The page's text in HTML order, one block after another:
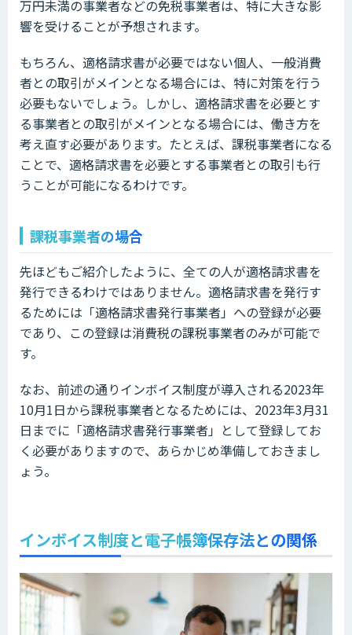
万円未満の事業者などの免税事業者は、特に大きな影
響を受けることが予想されます。
もちろん、適格請求書が必要ではない個人、一般消費
者との取引がメインとなる場合には、特に対策を行う
必要もないでしょう。しかし、適格請求書を必要とす
る事業者との取引がメインとなる場合には、働き方を
考え直す必要があります。たとえば、課税事業者になる
ことで、適格請求書を必要とする事業者との取引も行
うことが可能になるわけです。
課税事業者の場合
先ほどもご紹介したように、全ての人が適格請求書を
発行できるわけではありません。適格請求書を発行す
るためには「適格請求書発行事業者」への登録が必要
であり、この登録は消費税の課税事業者のみが可能で
す。
なお、前述の通りインボイス制度が導入される2023年
10月1日から課税事業者となるためには、2023年3月31
日までに「適格請求書発行事業者」として登録してお
く必要がありますので、あらかじめ準備しておきまし
ょう。
インボイス制度と電子帳簿保存法との関係